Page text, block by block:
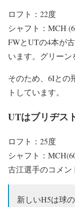
ロフト：22度
シャフト：MCH
FWとUTの4本が
います。グリーン
そのため、6Iとの
トしています。
UTはブリヂス
ロフト：25度
シャフト：
古江選手のコメン
新しいH5は球